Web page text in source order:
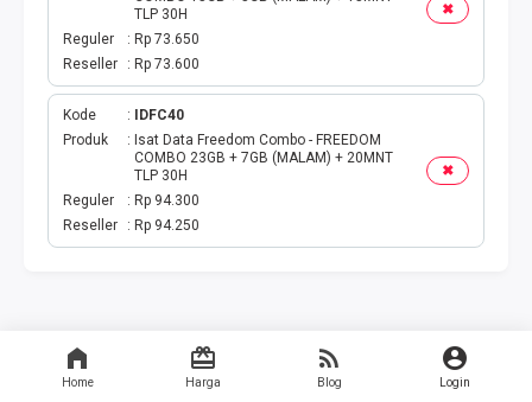
Home Harga Blog Login
✖
TLP 30H
Reguler
Rp 73.650
Reseller
Rp 73.600
✖
Kode
IDFC40
Produk
Isat Data Freedom Combo - FREEDOM
COMBO 23GB + 7GB (MALAM) + 20MNT
TLP 30H
Reguler
Rp 94.300
Reseller
Rp 94.250